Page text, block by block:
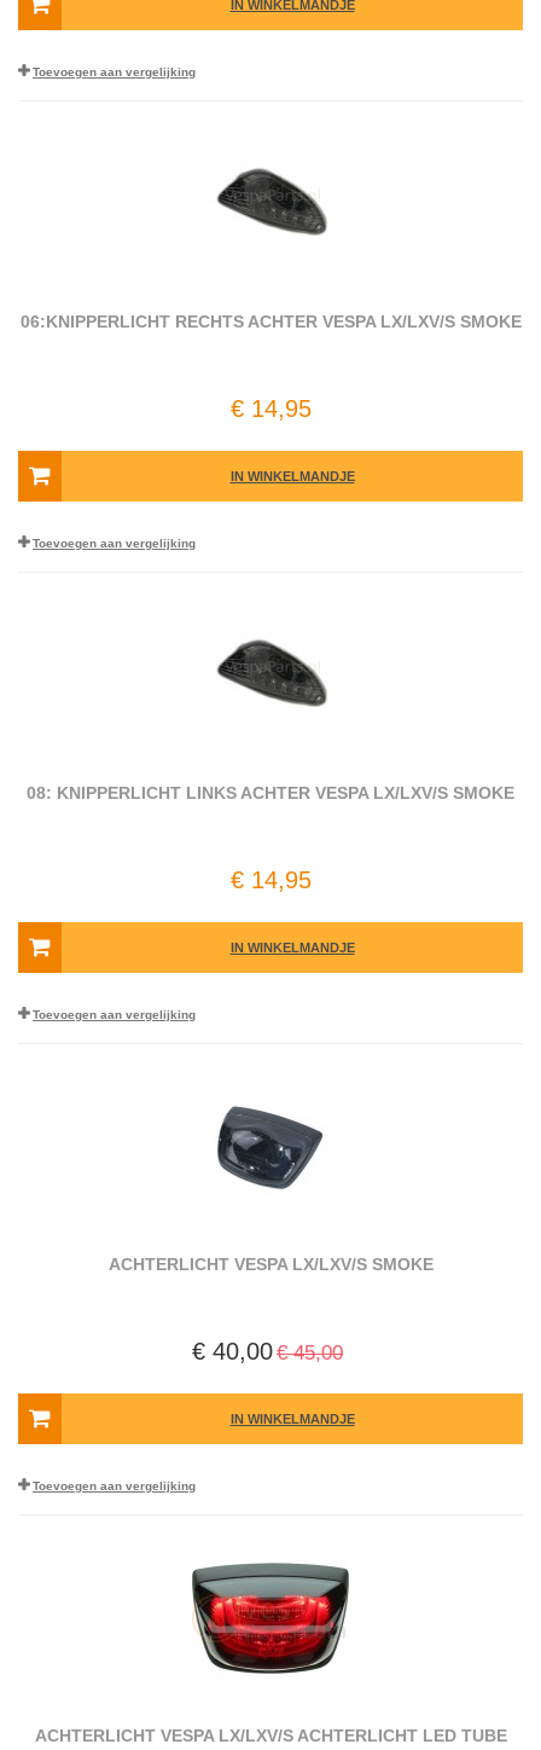
IN WINKELMANDJE
Toevoegen aan vergelijking
06:KNIPPERLICHT RECHTS ACHTER VESPA LX/LXV/S SMOKE
€ 14,95
IN WINKELMANDJE
Toevoegen aan vergelijking
08: KNIPPERLICHT LINKS ACHTER VESPA LX/LXV/S SMOKE
€ 14,95
IN WINKELMANDJE
Toevoegen aan vergelijking
ACHTERLICHT VESPA LX/LXV/S SMOKE
€ 40,00€ 45,00
IN WINKELMANDJE
Toevoegen aan vergelijking
ACHTERLICHT VESPA LX/LXV/S ACHTERLICHT LED TUBE